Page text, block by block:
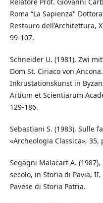
Roma “La Sapienza"
Restauro dell’Architettura,
99-107.
Schneider U. (1981), Zwi
Dom St. Ciriaco von
Inkrustationskunst in
Artium et Scientiarum
129-186.
Sebastiani S. (1983), Sulle
«Archeologia Classica», 35,
Segagni Malacart A.
secolo, in Storia di Pavia, II,
Pavese di Storia Patria.